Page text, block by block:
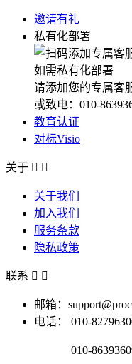
邀请有礼
私有化部署
如需私有化部署
请添加您的专属客
或致电：010-
教育认证
对标Visio
关于  
关于我们
加入我们
服务条款
隐私政策
联系  
邮箱：
电话：
010-
010-